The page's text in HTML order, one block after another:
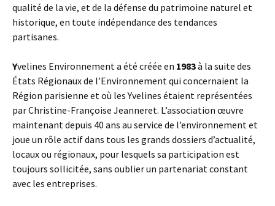
qualité de la vie, et de la défense du patrimoine naturel et
historique, en toute indépendance des tendances
partisanes.
Yvelines Environnement a été créée en 1983à la suite des
États Régionaux de l’Environnement qui concernaient la
Région parisienne et où les Yvelines étaient représentées
par Christine-Françoise Jeanneret. L’association œuvre
maintenant depuis 40 ans au service de l’environnement et
joue un rôle actif dans tous les grands dossiers d’actualité,
locaux ou régionaux, pour lesquels sa participation est
toujours sollicitée, sans oublier un partenariat constant
avec les entreprises.